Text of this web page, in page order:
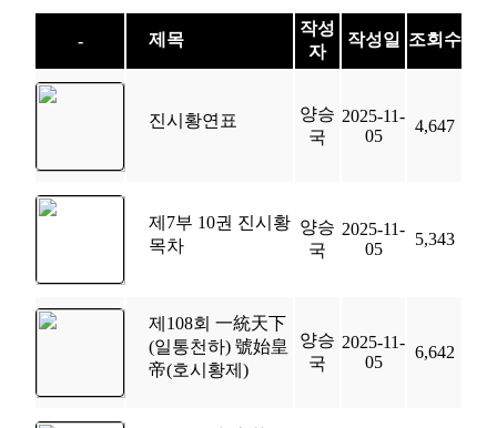
- 제목
작성
자
작성일 조회수
진시황연표
양승
국
2025-11-
05
4,647
제7부 10권 진시황
목차
양승
국
2025-11-
05
5,343
제108회 一統天下
(일통천하) 號始皇
帝(호시황제)
양승
국
2025-11-
05
6,642